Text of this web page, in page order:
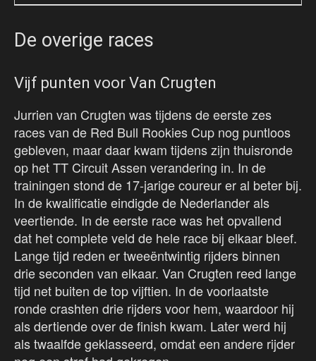
De overige races
Vijf punten voor Van Crugten
Jurrien van Crugten was tijdens de eerste zes
races van de Red Bull Rookies Cup nog puntloos
gebleven, maar daar kwam tijdens zijn thuisronde
op het TT Circuit Assen verandering in. In de
trainingen stond de 17-jarige coureur er al beter bij.
In de kwalificatie eindigde de Nederlander als
veertiende. In de eerste race was het opvallend
dat het complete veld de hele race bij elkaar bleef.
Lange tijd reden er tweeëntwintig rijders binnen
drie seconden van elkaar. Van Crugten reed lange
tijd net buiten de top vijftien. In de voorlaatste
ronde crashten drie rijders voor hem, waardoor hij
als dertiende over de finish kwam. Later werd hij
als twaalfde geklasseerd, omdat een andere rijder